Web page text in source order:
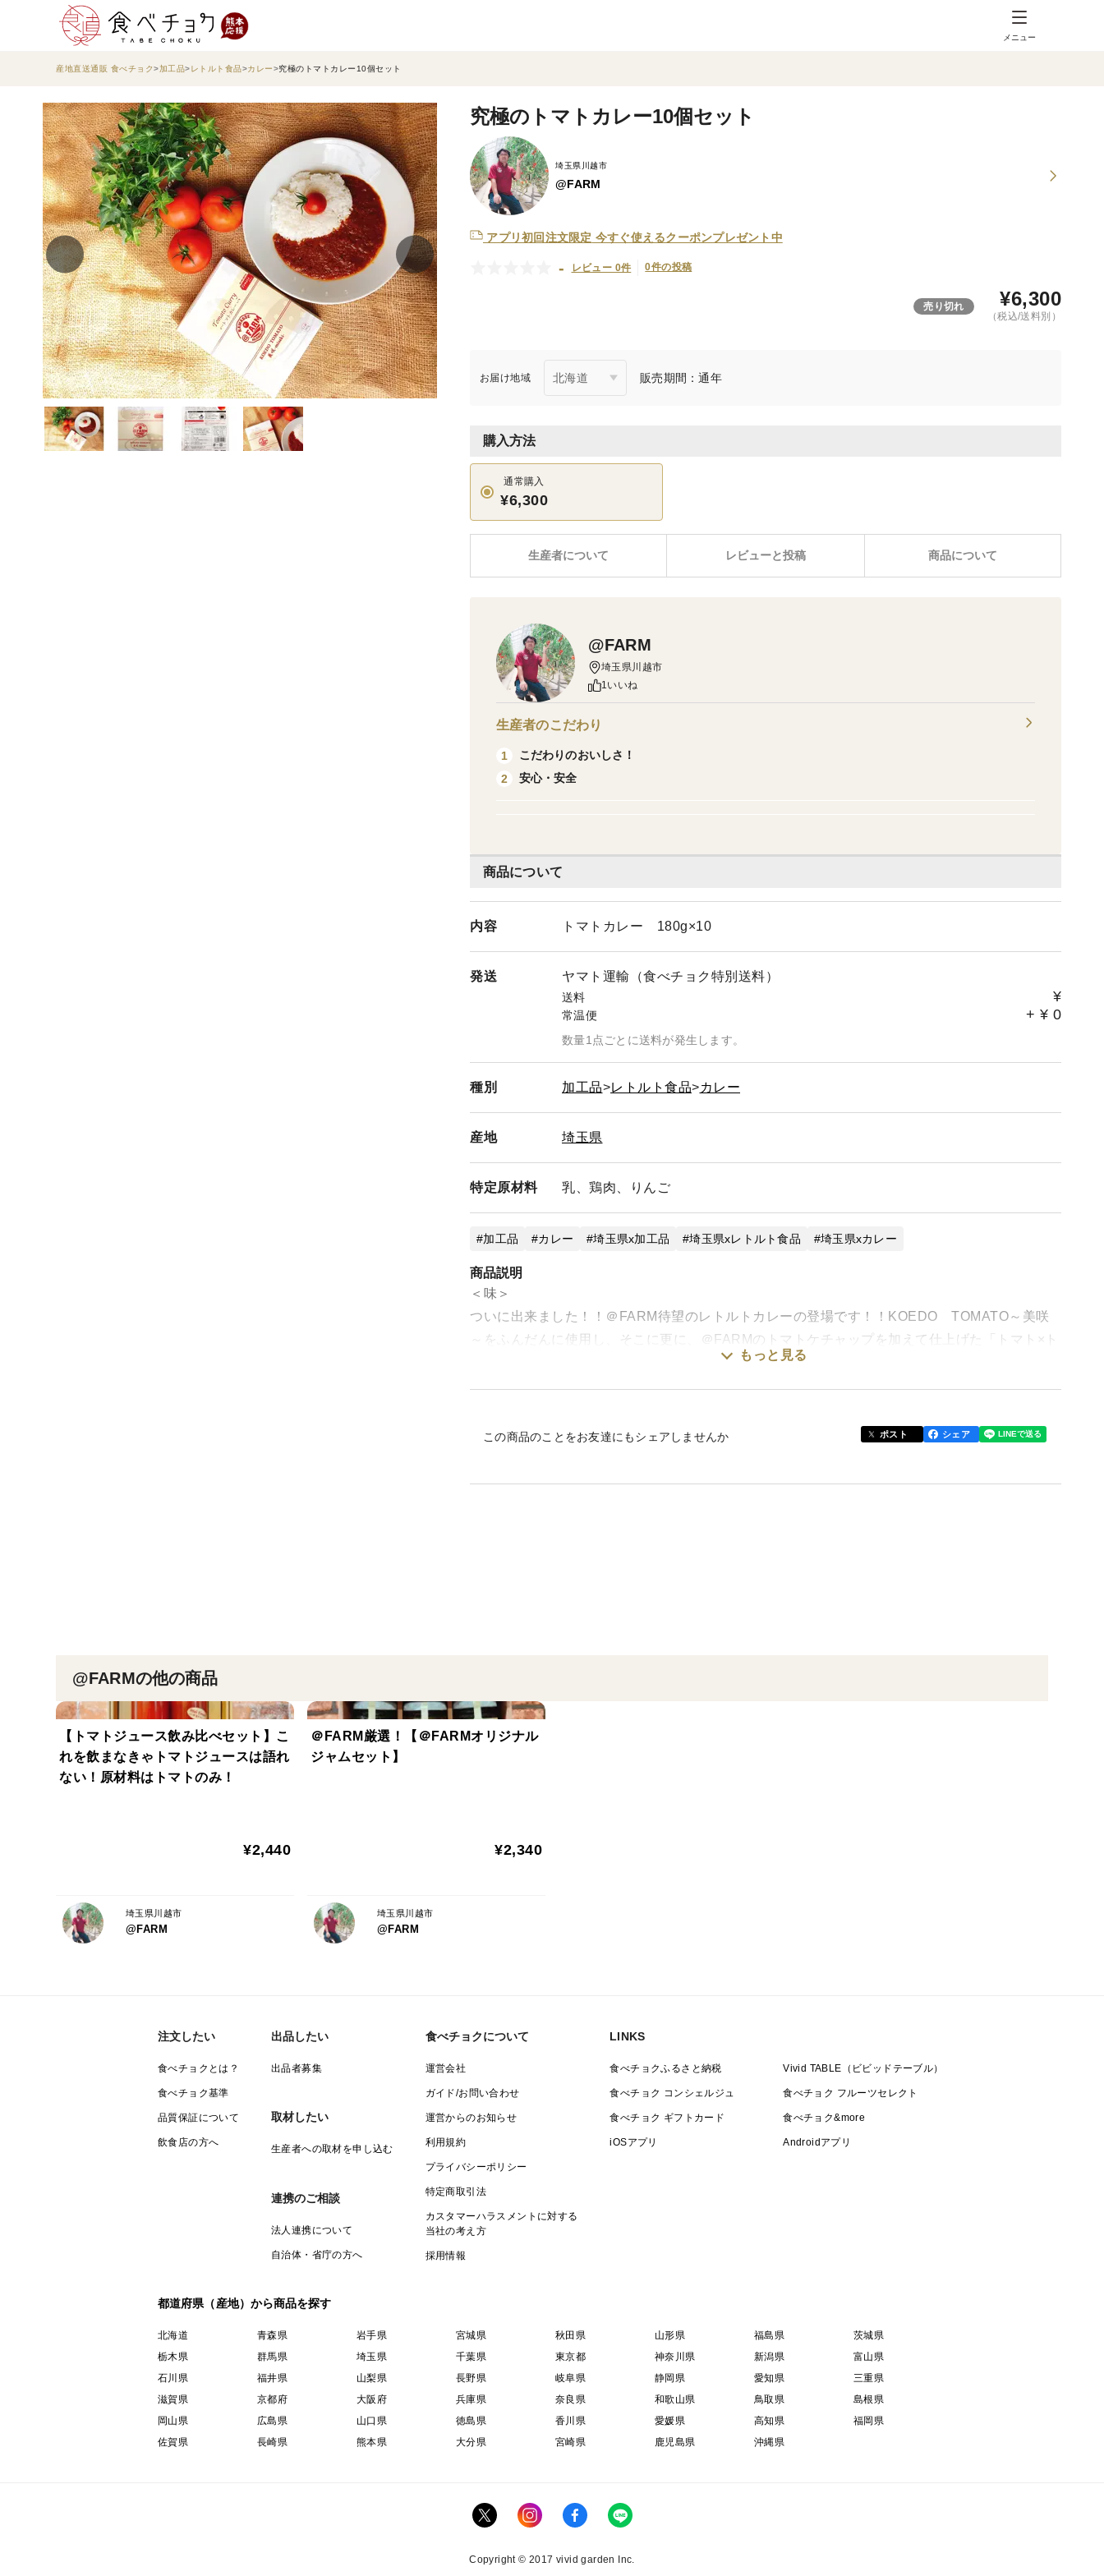
メニュー
産地直送通販 食べチョク 加工品 レトルト食品 カレー 究極のトマトカレー10個セット
究極のトマトカレー10個セット
埼玉県川越市
@FARM
アプリ初回注文限定 今すぐ使えるクーポンプレゼント中
- レビュー 0件 0件の投稿
売り切れ ¥6,300
（税込/送料別）
お届け地域 販売期間：通年
購入方法
通常購入
¥6,300
レビューと投稿 商品について
生産者について
商品について
内容 トマトカレー 180g×10
発送 ヤマト運輸（食べチョク特別送料）
送料 ¥
常温便 + ¥ 0
数量1点ごとに送料が発生します。
種別 加工品 レトルト食品 カレー
産地 埼玉県
特定原材料 乳、鶏肉、りんご
加工品 カレー 埼玉県x加工品 埼玉県xレトルト食品 埼玉県xカレー
商品説明
＜味＞
ついに出来ました！！＠FARM待望のレトルトカレーの登場です！！KOEDO TOMATO～美咲
～をふんだんに使用し、そこに更に、＠FARMのトマトケチャップを加えて仕上げた「トマト×ト
マト」なカレーとなっております！とにかくトマトの旨味をがっつり味わえる一品！！しかも無
ぜひ！！食べてみてください！！
もっと見る
この商品のことをお友達にもシェアしませんか ポスト シェア
@FARM
埼玉県川越市
1いいね
生産者のこだわり
1
こだわりのおいしさ！
2
安心・安全
@FARMの他の商品
【トマトジュース飲み比べセット】こ
れを飲まなきゃトマトジュースは語れ
ない！原材料はトマトのみ！
¥2,440
埼玉県川越市
@FARM
＠FARM厳選！【＠FARMオリジナル
ジャムセット】
¥2,340
埼玉県川越市
@FARM
注文したい
食べチョクとは？
食べチョク基準
品質保証について
飲食店の方へ
出品したい
出品者募集
取材したい
生産者への取材を申し込む
連携のご相談
法人連携について
自治体・省庁の方へ
食べチョクについて
運営会社
ガイド/お問い合わせ
運営からのお知らせ
利用規約
プライバシーポリシー
特定商取引法
カスタマーハラスメントに対する
当社の考え方
採用情報
LINKS
食べチョクふるさと納税 Vivid TABLE（ビビッドテーブル）
食べチョク コンシェルジュ 食べチョク フルーツセレクト
食べチョク ギフトカード 食べチョク&more
iOSアプリ Androidアプリ
都道府県（産地）から商品を探す
北海道 青森県 岩手県 宮城県 秋田県 山形県 福島県
茨城県
栃木県
群馬県 埼玉県 千葉県 東京都 神奈川県 新潟県
富山県
石川県
福井県 山梨県 長野県 岐阜県 静岡県 愛知県
三重県
滋賀県
京都府 大阪府 兵庫県 奈良県 和歌山県 鳥取県
島根県
岡山県
広島県 山口県 徳島県 香川県 愛媛県 高知県
福岡県
佐賀県
長崎県 熊本県 大分県 宮崎県 鹿児島県 沖縄県
Copyright © 2017 vivid garden Inc.